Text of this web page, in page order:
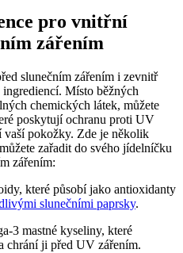
pro vnitřní
zářením
slunečním zářením i zevnitř
Místo běžných
chemických látek, můžete
poskytují ochranu proti UV
vaší pokožky. Zde je několik
zařadit do svého jídelníčku
zářením:
které působí jako antioxidanty
slunečními paprsky.
3 mastné kyseliny, které
chrání ji před UV zářením.